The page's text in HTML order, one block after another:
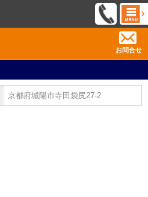
お問合せ
京都府城陽市寺田袋尻27-2